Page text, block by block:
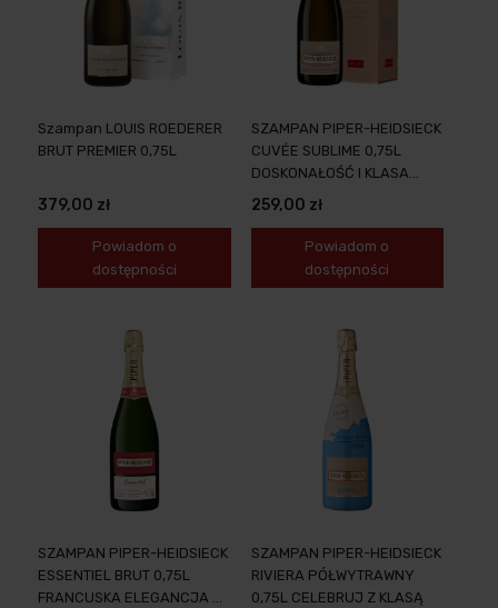
Szampan LOUIS ROEDERER
BRUT PREMIER 0,75L
379,00 zł
Powiadom o
dostępności
SZAMPAN PIPER-HEIDSIECK
CUVÉE SUBLIME 0,75L
DOSKONAŁOŚĆ I KLASA
PROSTO Z FRANCJI
259,00 zł
Powiadom o
dostępności
SZAMPAN PIPER-HEIDSIECK
ESSENTIEL BRUT 0,75L
FRANCUSKA ELEGANCJA W
SZAMPAN PIPER-HEIDSIECK
RIVIERA PÓŁWYTRAWNY
0,75L CELEBRUJ Z KLASĄ